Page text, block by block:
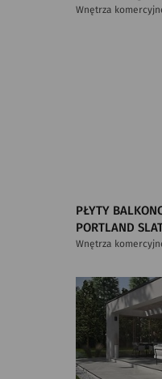
Wnętrza
PŁYTY
PORTLAND
Wnętrza